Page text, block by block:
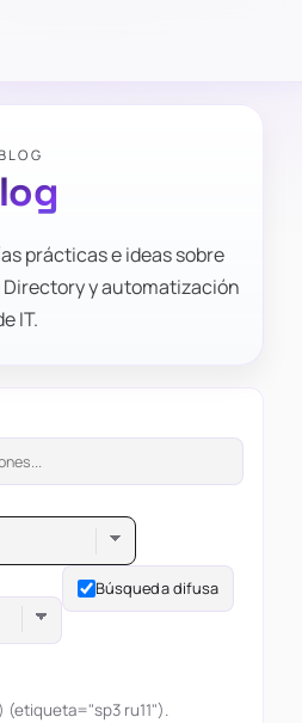
prácticas e ideas sobre
Directory y automatización
IT.
Búsqueda difusa
(etiqueta="sp3 ru11").